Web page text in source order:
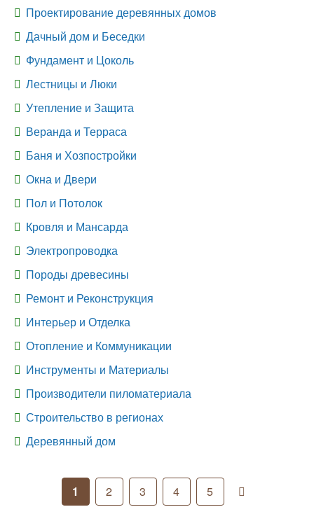
Проектирование деревянных домов
Дачный дом и Беседки
Фундамент и Цоколь
Лестницы и Люки
Утепление и Защита
Веранда и Терраса
Баня и Хозпостройки
Окна и Двери
Пол и Потолок
Кровля и Мансарда
Электропроводка
Породы древесины
Ремонт и Реконструкция
Интерьер и Отделка
Отопление и Коммуникации
Инструменты и Материалы
Производители пиломатериала
Строительство в регионах
Деревянный дом
1 2 3 4 5